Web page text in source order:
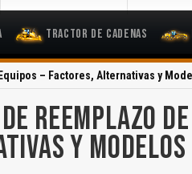
Tractor de Cadenas
– Factores, Alternativas y
REEMPLAZO DE
Y MODELOS